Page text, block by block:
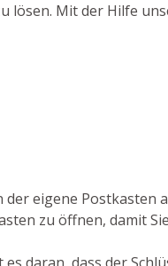
lösen. Mit der Hilfe
eigene Postkasten
zu öffnen, damit